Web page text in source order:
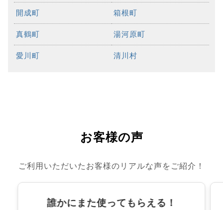
開成町 箱根町
真鶴町 湯河原町
愛川町 清川村
お客様の声
ご利用いただいたお客様のリアルな声をご紹介！
誰かにまた使ってもらえる！